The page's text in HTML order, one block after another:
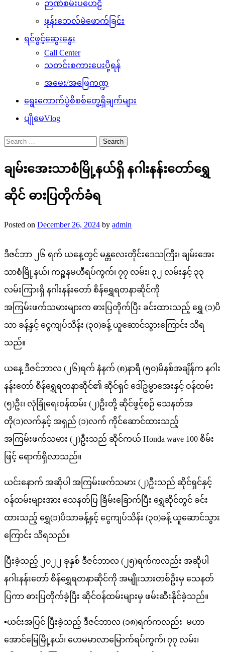
ဉာဏ်စမ်းပဟေဠိ
ဖုန်းဘေလ်မဲဖောက်ခြင်း
ရင်ဖွင့်ဆွေးနွေး
Call Center
သတင်းစကားပေးပို့ရန်
အမေး/အဖြေကဏ္ဍ
ရွေးကောက်ပွဲစိစစ်တွေ့ရှိချက်များ
ပျိုမေVlog
Search
for:
ချမ်းအေးသာစံမြို့နယ်ရှိ နဂါးနန်းတော်ရွှေ
ဆိုင် ဓားပြတိုက်ခံရ
Posted on December 26, 2024 by admin
ဒီဇင်ဘာ ၂၆ ရက် ယနေ့တွင် မန္တလေးတိုင်းဒေသကြီး၊ ချမ်းအေး
သာစံမြို့နယ်၊ ကဉ္စနမဟီရပ်ကွက်၊ ၇၇ လမ်း၊ ၃၂ လမ်းနှင့် ၃၃
လမ်းကြားရှိ နဂါးနန်းတော် စိန်ရွှေရတနာဆိုင်ကို
အကြမ်းဖက်သမားများက ဓားပြတိုက်ပြီး ခင်းထားသည့် ရွှေ (၁)ပိ
သာ ခန့်နှင့် ငွေကျပ်သိန်း (၃၀)ခန့် ယူဆောင်သွားကြောင်း သိရ
သည်။
ယနေ့ ဒီဇင်ဘာလ (၂၆)ရက် နံနက် (၈)နာရီ (၅၀)မိနစ်အချိန်က နဂါး
နန်းတော် စိန်ရွှေရတနာဆိုင်၏ ဆိုင်ရှင် ဒေါ်ဥမ္မာအေးနှင့် ဝန်ထမ်း
(၅)ဦး၊ လုံခြုံရေးဝန်ထမ်း (၂)ဦးတို့ ဆိုင်ဖွင့်စဉ် သေနတ်အ
တို(၁)လက်နှင့် အရှည် (၁)လက် ကိုင်ဆောင်ထားသည့်
အကြမ်းဖက်သမား (၂)ဦးသည် ဆိုင်ကယ် Honda wave 100 စိမ်း
ဖြင့် ရောက်ရှိလာသည်။
ယင်းနောက် အဆိုပါ အကြမ်းဖက်သမား (၂)ဦးသည် ဆိုင်ရှင်နှင့်
ဝန်ထမ်းများအား သေနတ်ပြ ခြိမ်းခြောက်ပြီး ရွှေဆိုင်တွင် ခင်း
ထားသည့် ရွှေ(၁)ပိသာခန့်နှင့် ငွေကျပ်သိန်း (၃၀)ခန့် ယူဆောင်သွား
ကြောင်း သိရသည်။
ပြီးခဲ့သည့် ၂၀၂၂ ခုနှစ် ဒီဇင်ဘာလ (၂၅)ရက်ကလည်း အဆိုပါ
နဂါးနန်းတော် စိန်ရွှေရတနာဆိုင်ကို အမျိုးသားတစ်ဦးမှ သေနတ်
ပြကာ ဓားပြတိုက်ခဲ့ပြီး ဆိုင်ဝန်ထမ်းများမှ ဖမ်းဆီးနိုင်ခဲ့သည်။
▪️ယင်းအပြင် ပြီးခဲ့သည့် ဒီဇင်ဘာလ (၁၈)ရက်ကလည်း မဟာ
အောင်မြေမြို့နယ်၊ ဟေမမာလာမြောက်ရပ်ကွက်၊ ၇၇ လမ်း၊